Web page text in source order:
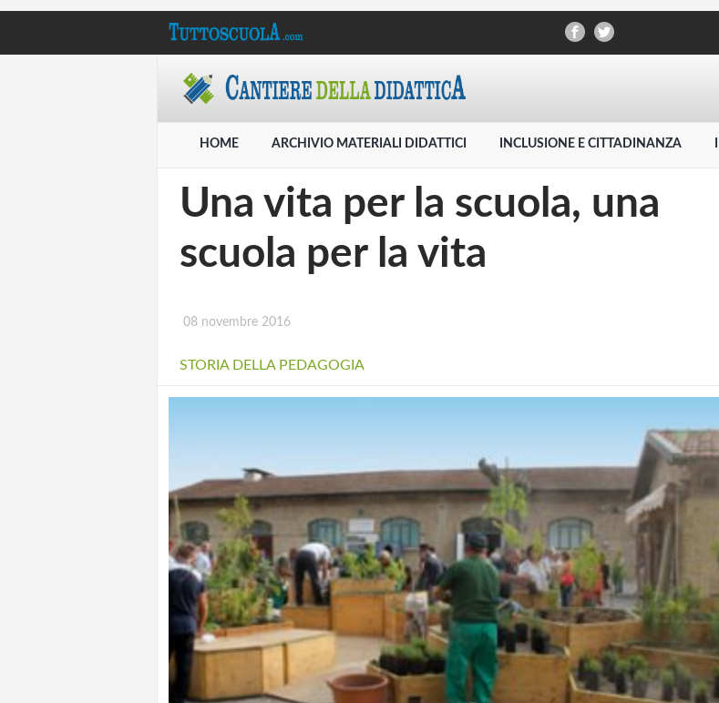
HOME ARCHIVIO MATERIALI DIDATTICI INCLUSIONE E CITTADINANZA
Una vita per la scuola, una
scuola per la vita
08 novembre 2016
STORIA DELLA PEDAGOGIA